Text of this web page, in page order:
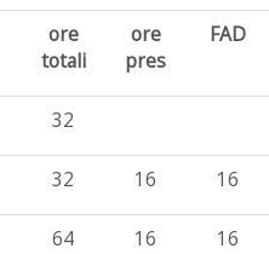
ore
totali
ore
pres
FAD
32
32 16 16
64 16 16